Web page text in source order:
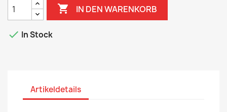
 IN DEN WARENKORB
 In Stock
Artikeldetails